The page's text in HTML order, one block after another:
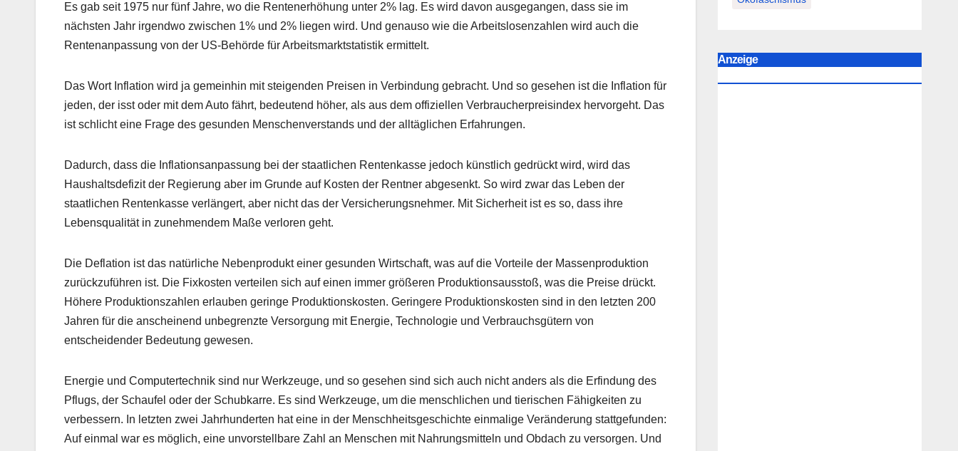
Es gab seit 1975 nur fünf Jahre, wo die Rentenerhöhung unter 2% lag. Es wird davon ausgegangen, dass sie im
nächsten Jahr irgendwo zwischen 1% und 2% liegen wird. Und genauso wie die Arbeitslosenzahlen wird auch die
Rentenanpassung von der US-Behörde für Arbeitsmarktstatistik ermittelt.
Das Wort Inflation wird ja gemeinhin mit steigenden Preisen in Verbindung gebracht. Und so gesehen ist die Inflation für
jeden, der isst oder mit dem Auto fährt, bedeutend höher, als aus dem offiziellen Verbraucherpreisindex hervorgeht. Das
ist schlicht eine Frage des gesunden Menschenverstands und der alltäglichen Erfahrungen.
Dadurch, dass die Inflationsanpassung bei der staatlichen Rentenkasse jedoch künstlich gedrückt wird, wird das
Haushaltsdefizit der Regierung aber im Grunde auf Kosten der Rentner abgesenkt. So wird zwar das Leben der
staatlichen Rentenkasse verlängert, aber nicht das der Versicherungsnehmer. Mit Sicherheit ist es so, dass ihre
Lebensqualität in zunehmendem Maße verloren geht.
Die Deflation ist das natürliche Nebenprodukt einer gesunden Wirtschaft, was auf die Vorteile der Massenproduktion
zurückzuführen ist. Die Fixkosten verteilen sich auf einen immer größeren Produktionsausstoß, was die Preise drückt.
Höhere Produktionszahlen erlauben geringe Produktionskosten. Geringere Produktionskosten sind in den letzten 200
Jahren für die anscheinend unbegrenzte Versorgung mit Energie, Technologie und Verbrauchsgütern von
entscheidender Bedeutung gewesen.
Energie und Computertechnik sind nur Werkzeuge, und so gesehen sind sich auch nicht anders als die Erfindung des
Pflugs, der Schaufel oder der Schubkarre. Es sind Werkzeuge, um die menschlichen und tierischen Fähigkeiten zu
verbessern. In letzten zwei Jahrhunderten hat eine in der Menschheitsgeschichte einmalige Veränderung stattgefunden:
Auf einmal war es möglich, eine unvorstellbare Zahl an Menschen mit Nahrungsmitteln und Obdach zu versorgen. Und
Anzeige